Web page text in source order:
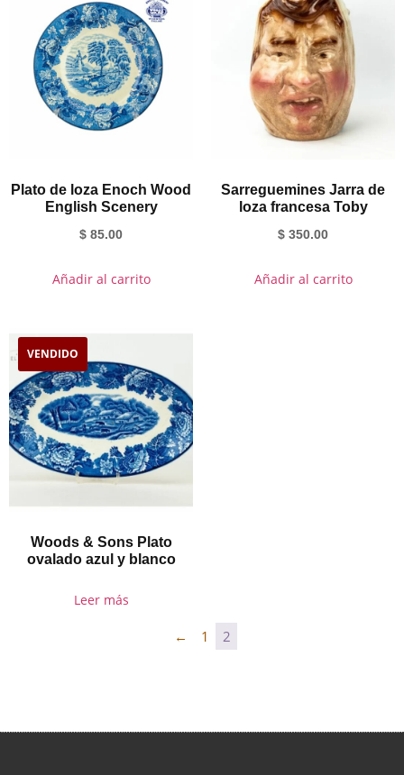
Plato de loza Enoch Wood
English Scenery
$ 85.00
Añadir al carrito
Sarreguemines Jarra de
loza francesa Toby
$ 350.00
Añadir al carrito
VENDIDO
Woods & Sons Plato
ovalado azul y blanco
Leer más
← 1 2